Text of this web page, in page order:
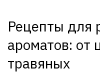
Рецепты для
ароматов: от
травяных